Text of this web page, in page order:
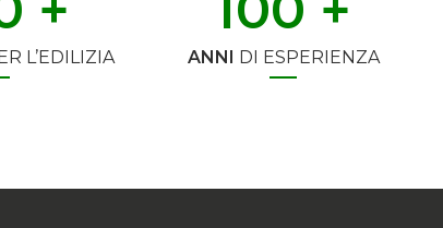
L’EDILIZIA ANNI DI ESPERIENZA